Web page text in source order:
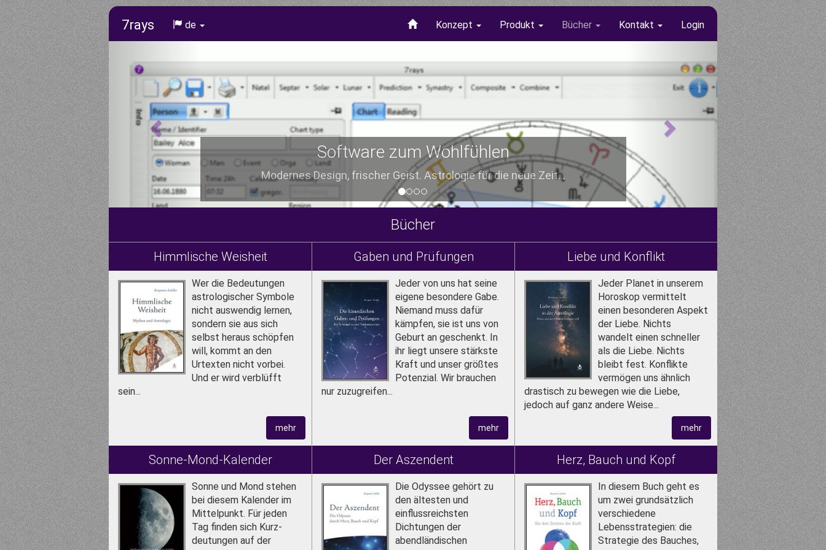
7rays de Konzept Produkt Bücher Kontakt Login
Software zum Wohlfühlen
Modernes Design, frischer Geist. Astrologie für die neue Zeit...
Bücher
Himmlische Weisheit
Wer die Bedeu­tungen
astro­logischer Symbole
nicht aus­wendig lernen,
sondern sie aus sich
selbst heraus schöpfen
will, kommt an den
Urtexten nicht vorbei.
Und er wird verblüfft
sein...
mehr
Gaben und Prüfungen
Jeder von uns hat seine
eigene beson­dere Gabe.
Niemand muss dafür
kämpfen, sie ist uns von
Geburt an geschenkt. In
ihr liegt unsere stärkste
Kraft und unser größtes
Potenzial. Wir brauchen
nur zuzugreifen...
mehr
Liebe und Konflikt
Jeder Planet in unserem
Horoskop vermittelt
einen besonderen Aspekt
der Liebe. Nichts
wandelt einen schneller
als die Liebe. Nichts
bleibt fest. Konflikte
vermögen uns ähnlich
drastisch zu bewegen wie die Liebe,
jedoch auf ganz andere Weise...
mehr
Sonne-Mond-Kalender
Sonne und Mond stehen
bei diesem Kalender im
Mittel­punkt. Für jeden
Tag finden sich Kurz­
deutungen auf der
Der Aszendent
Die Odyssee gehört zu
den ältesten und
einflussreichsten
Dichtungen der
abendländischen
Herz, Bauch und Kopf
In diesem Buch geht es
um zwei grundsätzlich
verschiedene
Lebensstrategien: die
Strategie des Bauches,